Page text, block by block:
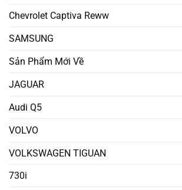
Chevrolet Captiva Reww
SAMSUNG
Sản Phẩm Mới Về
JAGUAR
Audi Q5
VOLVO
VOLKSWAGEN TIGUAN
730i